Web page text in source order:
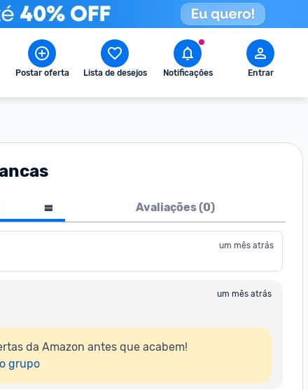
Postar oferta Lista de desejos Notificações Entrar
Avaliações (0)
um mês atrás
um mês atrás
da Amazon antes que acabem!
grupo